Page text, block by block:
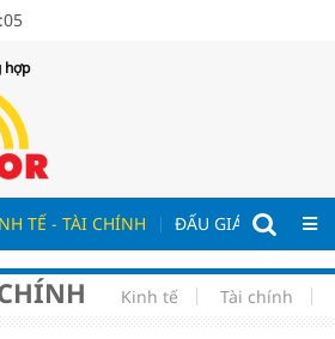
hợp
TẾ - TÀI CHÍNH ĐẤU GIÁ - ĐẤU
Kinh tế Tài chính